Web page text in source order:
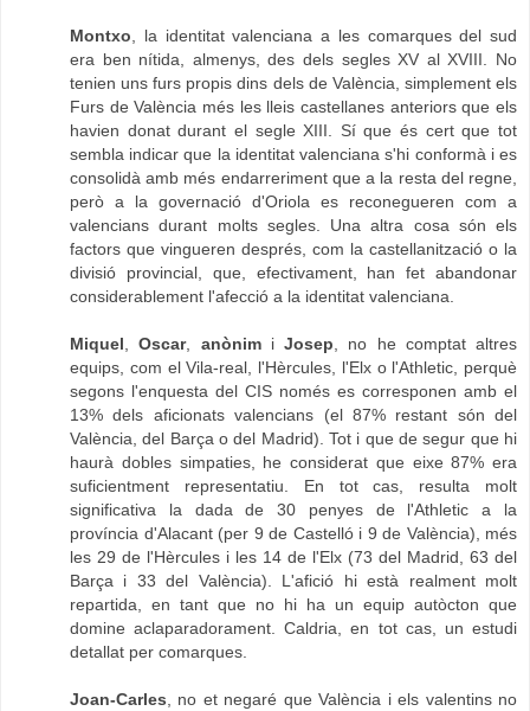
Montxo , la identitat valenciana a les comarques del sud
era ben nítida, almenys, des dels segles XV al XVIII. No
tenien uns furs propis dins dels de València, simplement els
Furs de València més les lleis castellanes anteriors que els
havien donat durant el segle XIII. Sí que és cert que tot
sembla indicar que la identitat valenciana s'hi conformà i es
consolidà amb més endarreriment que a la resta del regne,
però a la governació d'Oriola es reconegueren com a
valencians durant molts segles. Una altra cosa són els
factors que vingueren després, com la castellanització o la
divisió provincial, que, efectivament, han fet abandonar
considerablement l'afecció a la identitat valenciana.
Miquel ,Oscar, anònimi Josep , no he comptat altres
equips, com el Vila-real, l'Hèrcules, l'Elx o l'Athletic, perquè
segons l'enquesta del CIS només es corresponen amb el
13% dels aficionats valencians (el 87% restant són del
València, del Barça o del Madrid). Tot i que de segur que hi
haurà dobles simpaties, he considerat que eixe 87% era
suficientment representatiu. En tot cas, resulta molt
significativa la dada de 30 penyes de l'Athletic a la
província d'Alacant (per 9 de Castelló i 9 de València), més
les 29 de l'Hèrcules i les 14 de l'Elx (73 del Madrid, 63 del
Barça i 33 del València). L'afició hi està realment molt
repartida, en tant que no hi ha un equip autòcton que
domine aclaparadorament. Caldria, en tot cas, un estudi
detallat per comarques.
Joan-Carles , no et negaré que València i els valentins no